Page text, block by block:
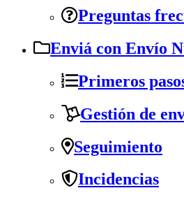
Preguntas
Enviá con Envío
Primeros
Gestión de
Seguimiento
Incidencias